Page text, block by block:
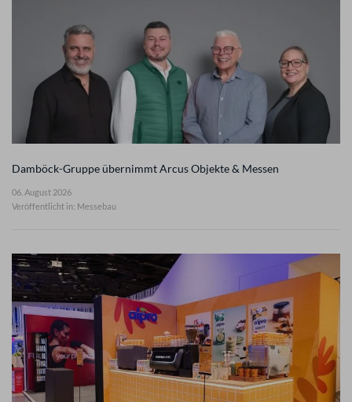
Damböck-Gruppe übernimmt Arcus Objekte & Messen
06. August 2026
Veröffentlicht in: Messebau